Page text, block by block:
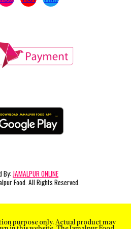
By:JAMALPUR ONLINE
Food. All Rights Reserved.
purpose only. Actual product may